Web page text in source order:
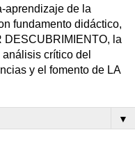
aprendizaje de la
fundamento didáctico,
DESCUBRIMIENTO, la
crítico del
y el fomento de LA
▼